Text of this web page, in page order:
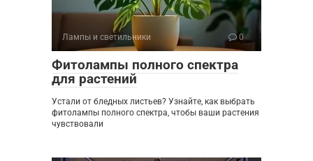
Лампы и светильники 0
Фитолампы полного спектра
для растений
Устали от бледных листьев? Узнайте, как выбрать
фитолампы полного спектра, чтобы ваши растения
чувствовали